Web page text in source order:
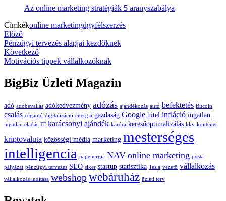
Az online marketing stratégiák 5 aranyszabálya
Címkékonline marketingügyfélszerzés
Bejegyzés
navigáció
ElőzőPrevious
article:
Pénzügyi tervezés alapjai kezdőknek
KövetkezőNext
article:
Motivációs tippek vállalkozóknak
BigBiz Üzleti Magazin
adó adóbevallás adókedvezmény adózás ajándékozás autó befektetés Bitcoin
csalás cégautó digitalizáció energia gazdaság Google hitel infláció ingatlan
ingatlan eladás IT karácsonyi ajándék karóra keresőoptimalizálás kkv konténer
kriptovaluta közösségi média marketing mesterséges
intelligencia napenergia NAV online marketing posta
pályázat pénzügyi tervezés SEO siker startup statisztika Tesla vezető vállalkozás
vállalkozás indítása webshopwebáruház üzleti terv